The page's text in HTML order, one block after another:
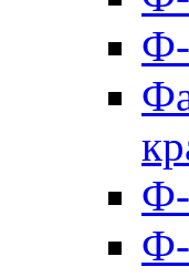
Ф-
Ф-
Ф-